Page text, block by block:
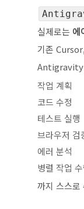
실제로는 에
기존
Antigravity
작업 계획
코드 수정
테스트 실행
브라우저 검
에러 분석
병렬 작업 수
까지 스스로